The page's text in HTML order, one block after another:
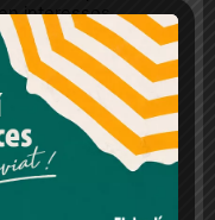
interessos
clic a "Ajustos de
en aquest
el teu
Rebutjar tot